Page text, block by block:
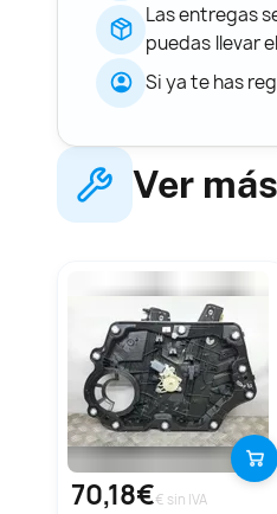
Las entregas
puedas llevar
Si ya te has
Ver
70,18€€ sin IVA